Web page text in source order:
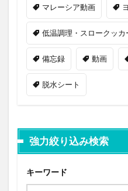
マレーシア動画
低温調理・スロークッカ
備忘録 動画
脱水シート
強力絞り込み検索
キーワード